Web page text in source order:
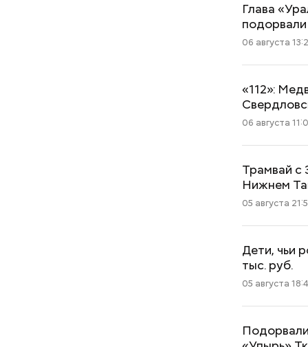
Глава
подорвали
06 августа
«112»:
06 августа
Трамвай с
Нижнем
05 августа
Дети, чьи
тыс. руб.
05 августа